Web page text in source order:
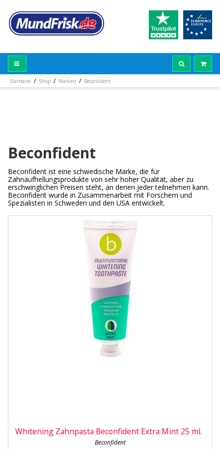
Startseite / Shop / Marken / Beconfident
Beconfident
Beconfident ist eine schwedische Marke, die für
Zahnaufhellungsprodukte von sehr hoher Qualität, aber zu
erschwinglichen Preisen steht, an denen jeder teilnehmen kann.
Beconfident wurde in Zusammenarbeit mit Forschern und
Spezialisten in Schweden und den USA entwickelt.
Whitening Zahnpasta Beconfident Extra Mint 25 ml.
Beconfident